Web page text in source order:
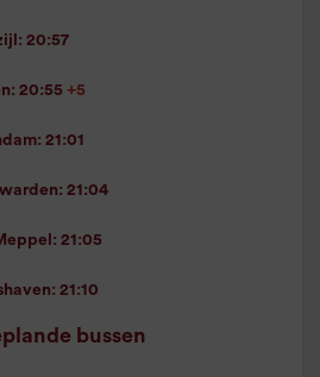
20:57
20:55 +5
21:01
21:04
21:05
21:10
bussen